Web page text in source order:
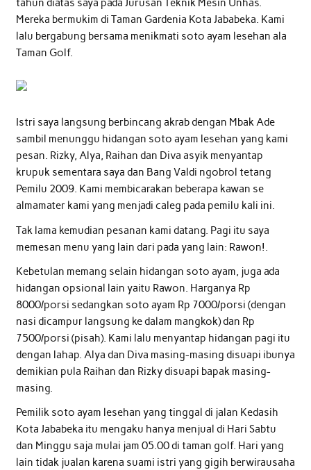
tahun diatas saya pada Jurusan Teknik Mesin Unhas.
Mereka bermukim di Taman Gardenia Kota Jababeka. Kami
lalu bergabung bersama menikmati soto ayam lesehan ala
Taman Golf.
Istri saya langsung berbincang akrab dengan Mbak Ade
sambil menunggu hidangan soto ayam lesehan yang kami
pesan. Rizky, Alya, Raihan dan Diva asyik menyantap
krupuk sementara saya dan Bang Valdi ngobrol tetang
Pemilu 2009. Kami membicarakan beberapa kawan se
almamater kami yang menjadi caleg pada pemilu kali ini.
Tak lama kemudian pesanan kami datang. Pagi itu saya
memesan menu yang lain dari pada yang lain: Rawon!.
Kebetulan memang selain hidangan soto ayam, juga ada
hidangan opsional lain yaitu Rawon. Harganya Rp
8000/porsi sedangkan soto ayam Rp 7000/porsi (dengan
nasi dicampur langsung ke dalam mangkok) dan Rp
7500/porsi (pisah). Kami lalu menyantap hidangan pagi itu
dengan lahap. Alya dan Diva masing-masing disuapi ibunya
demikian pula Raihan dan Rizky disuapi bapak masing-
masing.
Pemilik soto ayam lesehan yang tinggal di jalan Kedasih
Kota Jababeka itu mengaku hanya menjual di Hari Sabtu
dan Minggu saja mulai jam 05.00 di taman golf. Hari yang
lain tidak jualan karena suami istri yang gigih berwirausaha